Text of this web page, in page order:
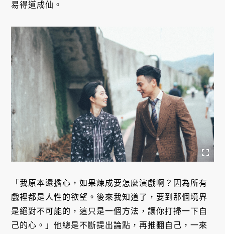
易得道成仙。
「我原本還擔心，如果煉成要怎麼演戲啊？因為所有
戲裡都是人性的欲望。後來我知道了，要到那個境界
是絕對不可能的，這只是一個方法，讓你打掃一下自
己的心。」他總是不斷提出論點，再推翻自己，一來